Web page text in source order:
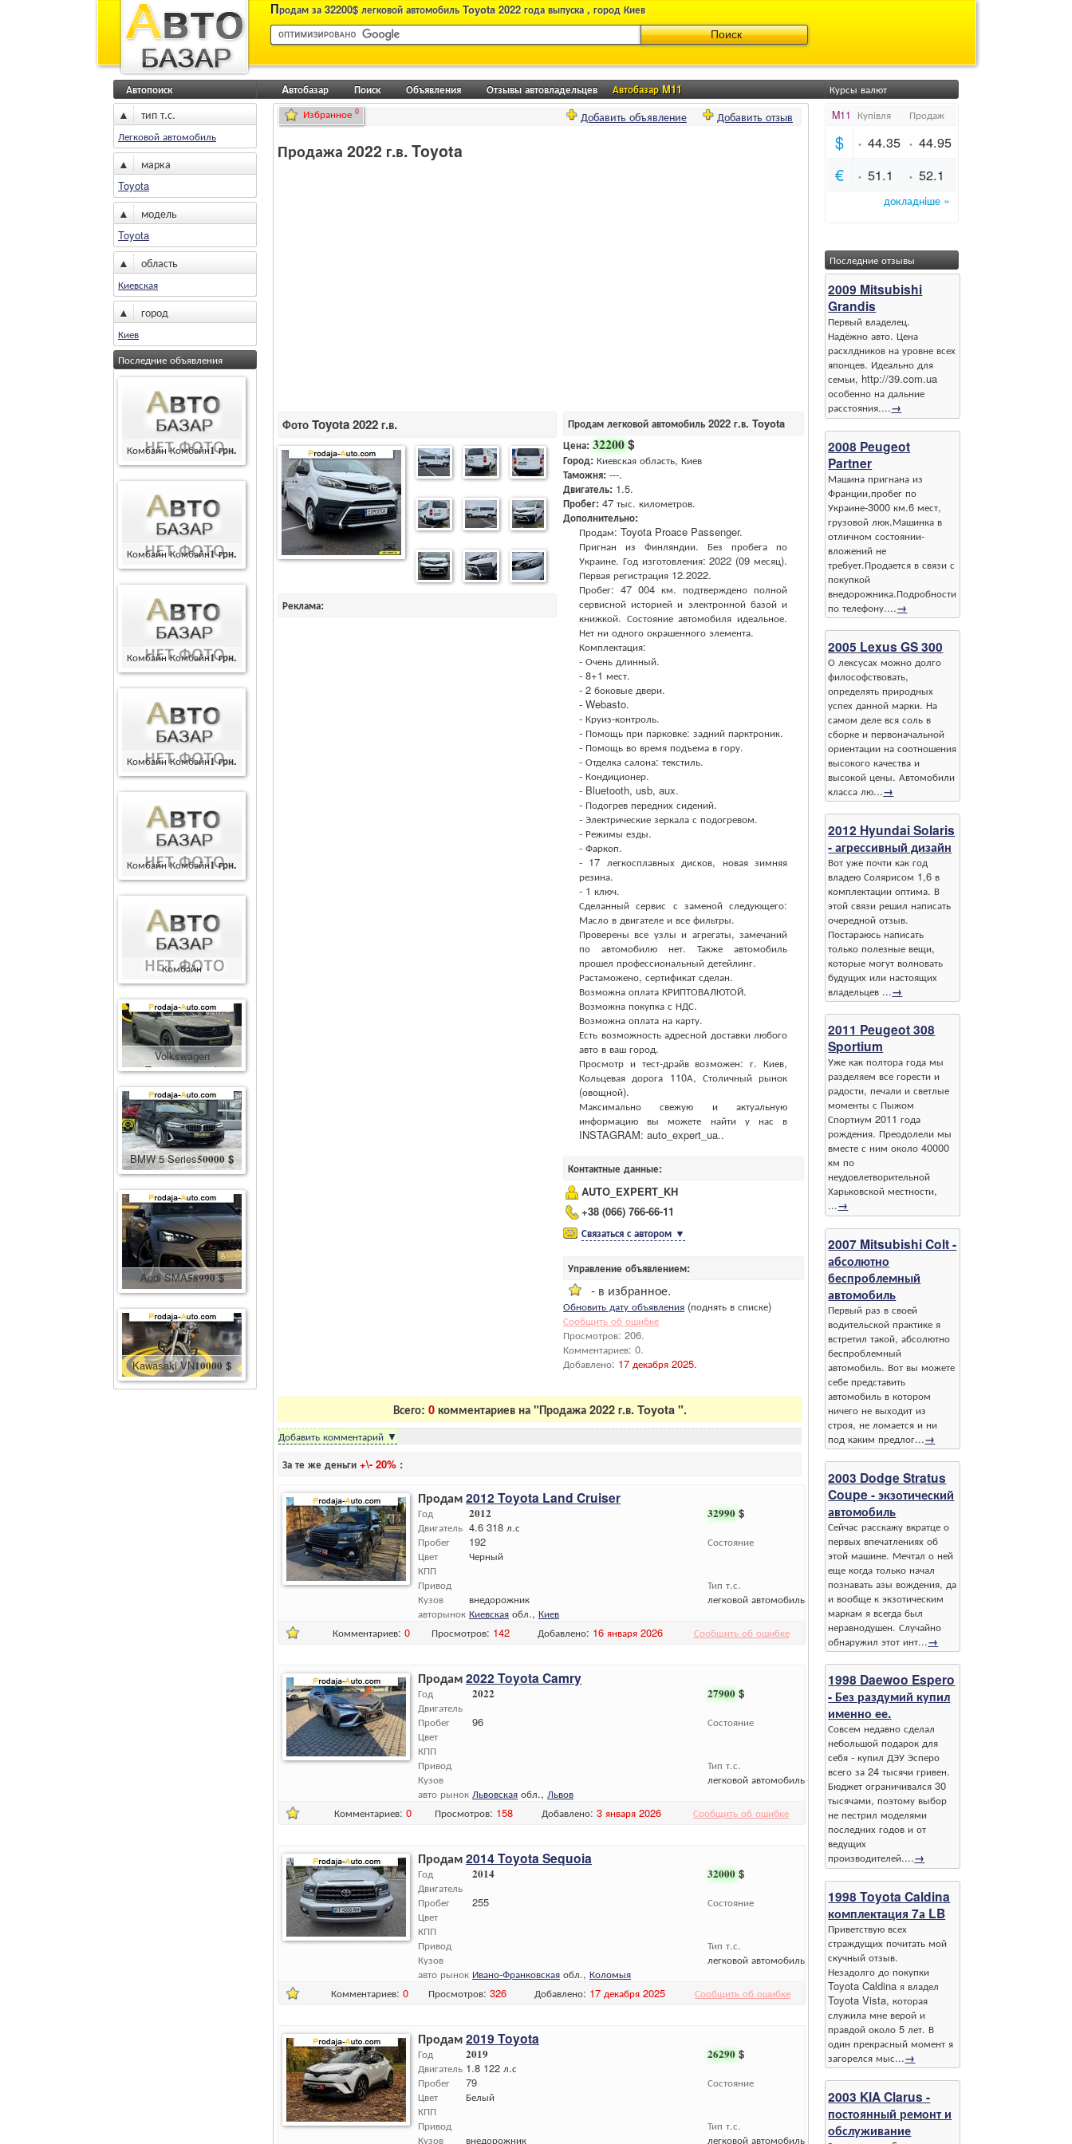
Продам за 32200$ легковой автомобиль Toyota 2022 года выпуска , город Киев
Aвтобазар Поиск Объявления Отзывы автовладельцев Автобазар M11
Автопоиск
▲ тип т.с.
Легковой автомобиль
▲ марка
Toyota
▲ модель
Toyota
▲ область
Киевская
▲ город
Киев
Последние объявления
Комбайн Комбайн1 грн.
Комбайн Комбайн1 грн.
Комбайн Комбайн1 грн.
Комбайн Комбайн1 грн.
Комбайн Комбайн1 грн.
Комбайн
Комбайн400000 грн.
Volkswagen
Touareg86600 $
BMW 5 Series50000 $
Audi SMA58990 $
Kawasaki VN10000 $
Добавить отзыв
Добавить объявление
Избранное 0
Продажа 2022 г.в. Toyota
Фото Toyota 2022 г.в.
Реклама:
Продам легковой автомобиль 2022 г.в. Toyota
Цена: 32200$
Город: Киевская область, Киев
Таможня: ---.
Двигатель: 1.5.
Пробег: 47 тыс. километров.
Дополнительно:
Продам: Toyota Proace Passenger.
Пригнан из Финляндии. Без пробега по
Украине. Год изготовления: 2022 (09 месяц).
Первая регистрация 12.2022.
Пробег: 47 004 км. подтверждено полной
сервисной историей и электронной базой и
книжкой. Состояние автомобиля идеальное.
Нет ни одного окрашенного элемента.
Комплектация:
- Очень длинный.
- 8+1 мест.
- 2 боковые двери.
- Webasto.
- Круиз-контроль.
- Помощь при парковке: задний парктроник.
- Помощь во время подъема в гору.
- Отделка салона: текстиль.
- Кондиционер.
- Bluetooth, usb, aux.
- Подогрев передних сидений.
- Электрические зеркала с подогревом.
- Режимы езды.
- Фаркоп.
- 17 легкосплавных дисков, новая зимняя
резина.
- 1 ключ.
Сделанный сервис с заменой следующего:
Масло в двигателе и все фильтры.
Проверены все узлы и агрегаты, замечаний
по автомобилю нет. Также автомобиль
прошел профессиональный детейлинг.
Растаможено, сертификат сделан.
Возможна оплата КРИПТОВАЛЮТОЙ.
Возможна покупка с НДС.
Возможна оплата на карту.
Есть возможность адресной доставки любого
авто в ваш город.
Просмотр и тест-драйв возможен: г. Киев,
Кольцевая дорога 110А, Столичный рынок
(овощной).
Максимально свежую и актуальную
информацию вы можете найти у нас в
INSTAGRAM: auto_expert_ua..
Контактные данные:
AUTO_EXPERT_KH
+38 (066) 766-66-11
Связаться с автором ▼
Управление объявлением:
- в избранное.
Обновить дату объявления (поднять в списке)
Сообщить об ошибке
Просмотров: 206.
Комментариев: 0.
Добавлено: 17 декабря 2025.
Всего: 0 комментариев на "Продажа 2022 г.в. Toyota ".
Добавить комментарий ▼
За те же деньги +\- 20% :
Продам2012 Toyota Land Cruiser
32990 $
Состояние
Тип т.с.
легковой автомобиль
Год
Двигатель
Пробег
Цвет
КПП
Привод
Кузов
авторынок
2012
4.6 318 л.с
192
Черный
внедорожник
Киевская обл., Киев
Комментариев: 0 Просмотров: 142 Добавлено: 16 января 2026 Сообщить об ошибке
Продам2022 Toyota Camry
27900 $
Состояние
Тип т.с.
легковой автомобиль
Год
Двигатель
Пробег
Цвет
КПП
Привод
Кузов
авто рынок
2022
96
Львовская обл., Львов
Комментариев: 0 Просмотров: 158 Добавлено: 3 января 2026 Сообщить об ошибке
Продам2014 Toyota Sequoia
32000 $
Состояние
Тип т.с.
легковой автомобиль
Год
Двигатель
Пробег
Цвет
КПП
Привод
Кузов
авто рынок
2014
255
Ивано-Франковская обл., Коломыя
Комментариев: 0 Просмотров: 326 Добавлено: 17 декабря 2025 Сообщить об ошибке
Продам2019 Toyota
26290 $
Состояние
Тип т.с.
легковой автомобиль
Год
Двигатель
Пробег
Цвет
КПП
Привод
Кузов
2019
1.8 122 л.с
79
Белый
внедорожник
Курсы валют
Последние отзывы
2009 Mitsubishi
Grandis
Первый владелец.
Надёжно авто. Цена
расхлдников на уровне всех
японцев. Идеально для
семьи, http://39.com.ua
особенно на дальние
расстояния....→
2008 Peugeot
Partner
Машина пригнана из
Франции,пробег по
Украине-3000 км.6 мест,
грузовой люк.Машинка в
отличном состоянии-
вложений не
требует.Продается в связи с
покупкой
внедорожника.Подробности
по телефону....→
2005 Lexus GS 300
О лексусах можно долго
философствовать,
определять природных
успех данной марки. На
самом деле вся соль в
сборке и первоначальной
ориентации на соотношения
высокого качества и
высокой цены. Автомобили
класса лю...→
2012 Hyundai Solaris
- агрессивный дизайн
Вот уже почти как год
владею Солярисом 1,6 в
комплектации оптима. В
этой связи решил написать
очередной отзыв.
Постараюсь написать
только полезные вещи,
которые могут волновать
будущих или настоящих
владельцев ...→
2011 Peugeot 308
Sportium
Уже как полтора года мы
разделяем все горести и
радости, печали и светлые
моменты с Пыжом
Спортиум 2011 года
рождения. Преодолели мы
вместе с ним около 40000
км по
неудовлетворительной
Харьковской местности,
...→
2007 Mitsubishi Colt -
абсолютно
беспроблемный
автомобиль
Первый раз в своей
водительской практике я
встретил такой, абсолютно
беспроблемный
автомобиль. Вот вы можете
себе представить
автомобиль в котором
ничего не выходит из
строя, не ломается и ни
под каким предлог...→
2003 Dodge Stratus
Coupe - экзотический
автомобиль
Сейчас расскажу вкратце о
первых впечатлениях об
этой машине. Мечтал о ней
еще когда только начал
познавать азы вождения, да
и вообще к экзотическим
маркам я всегда был
неравнодушен. Случайно
обнаружил этот инт...→
1998 Daewoo Espero
- Без раздумий купил
именно ее.
Совсем недавно сделал
небольшой подарок для
себя - купил ДЭУ Эсперо
всего за 24 тысячи гривен.
Бюджет ограничивался 30
тысячами, поэтому выбор
не пестрил моделями
последних годов и от
ведущих
производителей....→
1998 Toyota Caldina
комплектация 7а LB
Приветствую всех
страждущих почитать мой
скучный отзыв.
Незадолго до покупки
Toyota Caldina я владел
Toyota Vista, которая
служила мне верой и
правдой около 5 лет. В
один прекрасный момент я
загорелся мыс...→
2003 KIA Clarus -
постоянный ремонт и
обслуживание